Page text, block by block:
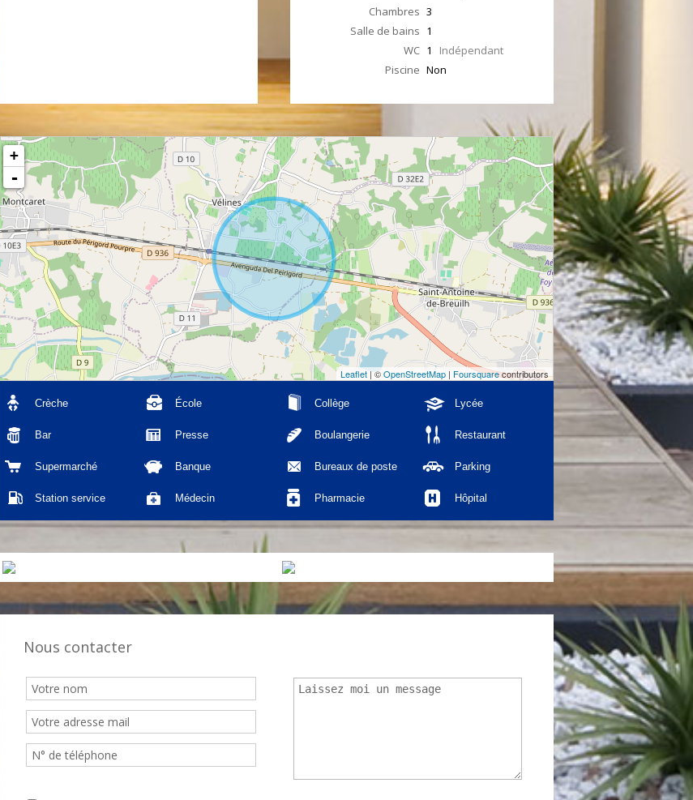
Chambres 3
Salle de bains 1
WC 1 Indépendant
Piscine Non
+
-
Leaflet | ©OpenStreetMap | Foursquarecontributors
Crèche École Collège Lycée
Bar Presse Boulangerie Restaurant
Supermarché Banque Bureaux de poste Parking
Station service Médecin Pharmacie Hôpital
Nous contacter